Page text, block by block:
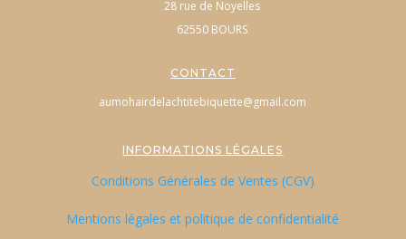
28 rue de Noyelles
62550 BOURS
CONTACT
aumohairdelachtitebiquette@gmail.com
INFORMATIONS LÉGALES
Conditions Générales de Ventes (CGV)
Mentions légales et politique de confidentialité